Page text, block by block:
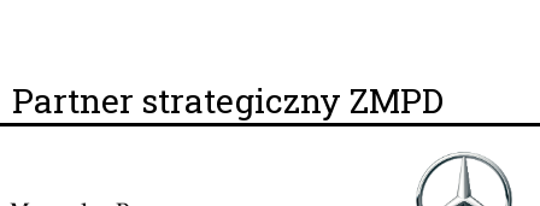
Partner strategiczny ZMPD